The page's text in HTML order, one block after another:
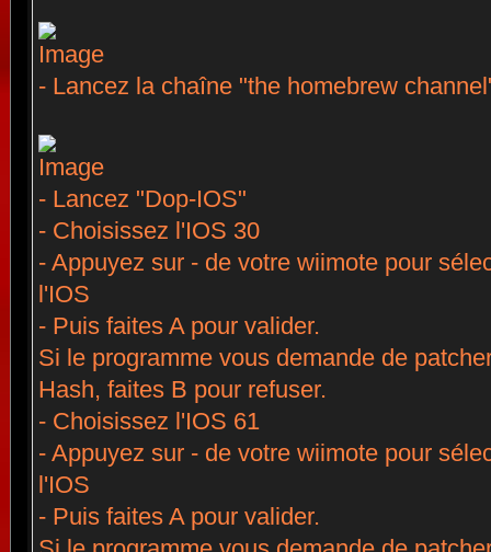
- Lancez la chaîne "the homebrew
- Lancez "Dop-IOS"
- Choisissez l'IOS 30
- Appuyez sur - de votre wiimote pour
l'IOS
- Puis faites A pour valider.
Si le programme vous demande de
Hash, faites B pour refuser.
- Choisissez l'IOS 61
- Appuyez sur - de votre wiimote pour
l'IOS
- Puis faites A pour valider.